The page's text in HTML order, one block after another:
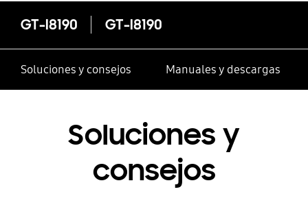
GT-I8190 GT-I8190
Soluciones y consejos Manuales y descargas
Soluciones y
consejos